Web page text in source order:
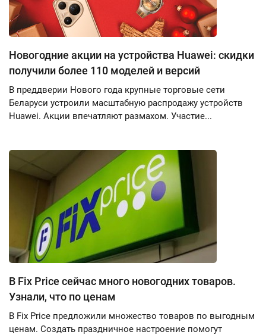
Новогодние акции на устройства Huawei: скидки
получили более 110 моделей и версий
В преддверии Нового года крупные торговые сети
Беларуси устроили масштабную распродажу устройств
Huawei. Акции впечатляют размахом. Участие...
В Fix Price сейчас много новогодних товаров.
Узнали, что по ценам
В Fix Price предложили множество товаров по выгодным
ценам. Создать праздничное настроение помогут